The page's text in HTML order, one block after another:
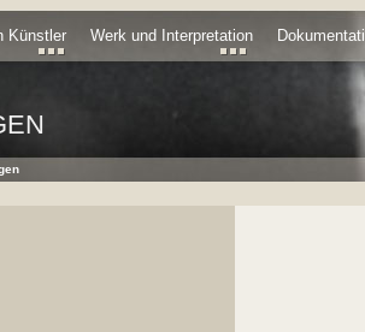
Künstler Werk und Interpretation